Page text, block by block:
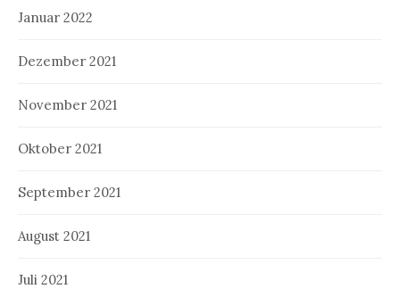
Januar 2022
Dezember 2021
November 2021
Oktober 2021
September 2021
August 2021
Juli 2021